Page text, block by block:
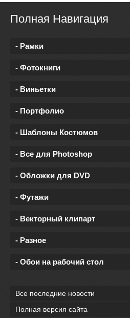
Полная Навигация
- Рамки
- Фотокниги
- Виньетки
- Портфолио
- Шаблоны Костюмов
- Все для Photoshop
- Обложки для DVD
- Футажи
- Векторный клипарт
- Разное
- Обои на рабочий стол
Все последние новости
Полная версия сайта